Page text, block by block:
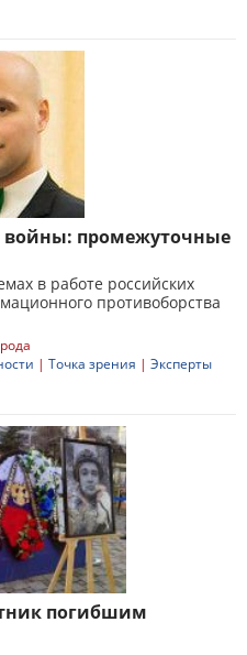
промежуточные
в работе российских
противоборства
| Точка зрения | Эксперты
погибшим